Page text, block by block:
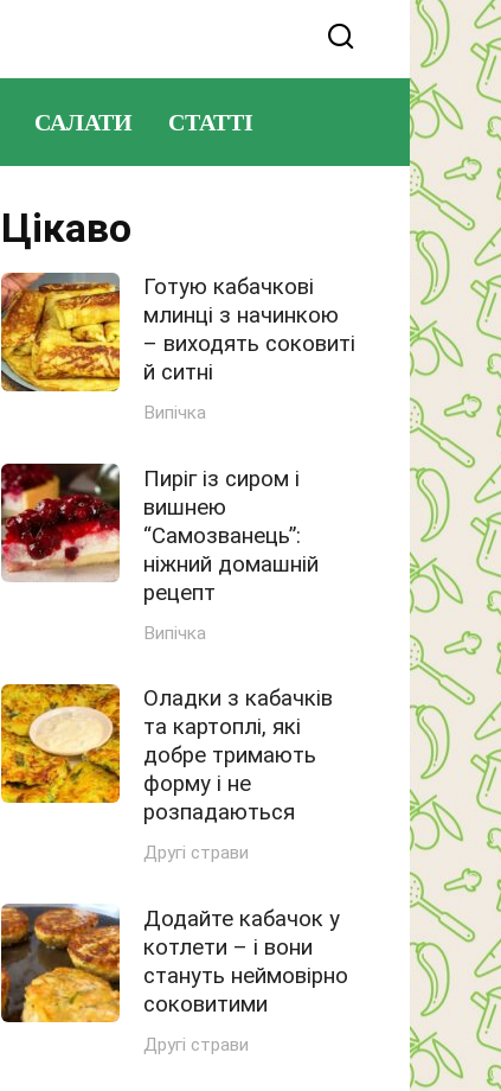
САЛАТИ СТАТТІ
Цікаво
Готую кабачкові
млинці з начинкою
– виходять соковиті
й ситні
Випічка
Пиріг із сиром і
вишнею
“Самозванець”:
ніжний домашній
рецепт
Випічка
Оладки з кабачків
та картоплі, які
добре тримають
форму і не
розпадаються
Другі страви
Додайте кабачок у
котлети – і вони
стануть неймовірно
соковитими
Другі страви